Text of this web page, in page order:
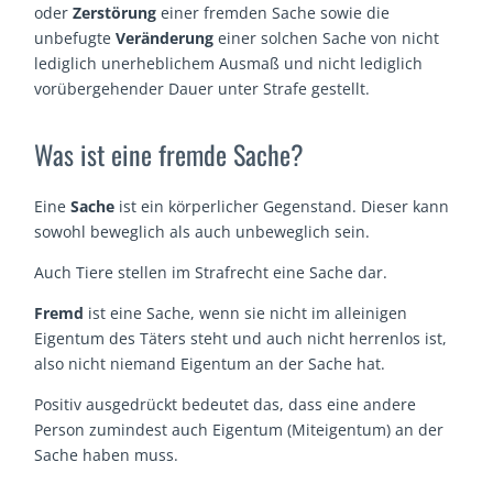
oderZerstörung einer fremden Sache sowie die
unbefugteVeränderung einer solchen Sache von nicht
lediglich unerheblichem Ausmaß und nicht lediglich
vorübergehender Dauer unter Strafe gestellt.
Was ist eine fremde Sache?
EineSache ist ein körperlicher Gegenstand. Dieser kann
sowohl beweglich als auch unbeweglich sein.
Auch Tiere stellen im Strafrecht eine Sache dar.
Fremd ist eine Sache, wenn sie nicht im alleinigen
Eigentum des Täters steht und auch nicht herrenlos ist,
also nicht niemand Eigentum an der Sache hat.
Positiv ausgedrückt bedeutet das, dass eine andere
Person zumindest auch Eigentum (Miteigentum) an der
Sache haben muss.